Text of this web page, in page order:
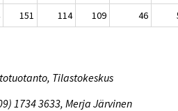
151 114 109 46
Tilastokeskus
1734 3633, Merja Järvinen